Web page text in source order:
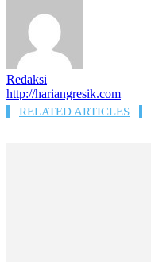
Redaksi
http://hariangresik.com
RELATED ARTICLES